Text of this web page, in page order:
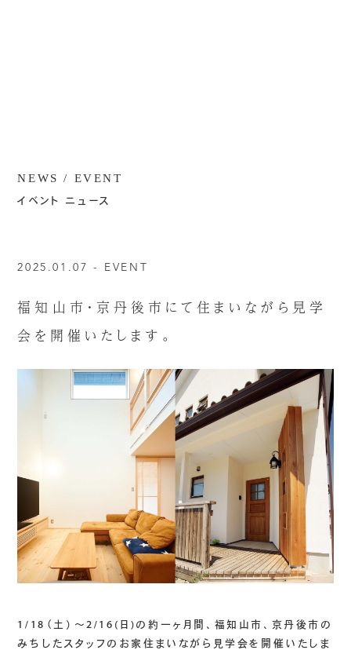
NEWS / EVENT
イベント ニュース
2025.01.07 - EVENT
福知山市・京丹後市にて住まいながら見学
会を開催いたします。
1/18（土）～2/16(日)の約一ヶ月間、福知山市、京丹後市の
みちしたスタッフのお家住まいながら見学会を開催いたしま